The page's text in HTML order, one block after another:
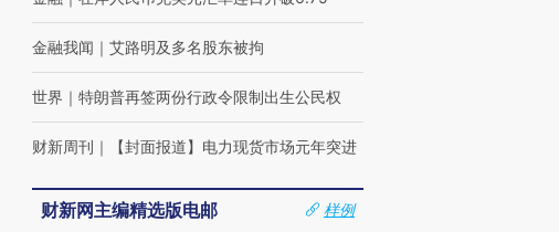
金融我闻 ｜ 艾路明及多名股东被拘
世界 ｜ 特朗普再签两份行政令限制出生公民权
财新周刊 ｜ 【封面报道】电力现货市场元年突进
财新网主编精选版电邮
样例